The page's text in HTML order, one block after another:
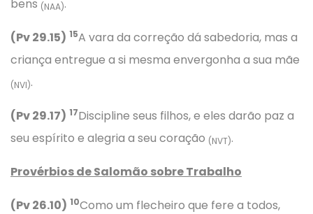
bens (NAA).
(Pv 29.15) 15A vara da correção dá sabedoria, mas a
criança entregue a si mesma envergonha a sua mãe
(NVI).
(Pv 29.17) 17Discipline seus filhos, e eles darão paz a
seu espírito e alegria a seu coração (NVT).
Provérbiosde Salomão sobre Trabalho
(Pv 26.10) 10Como um flecheiro que fere a todos,